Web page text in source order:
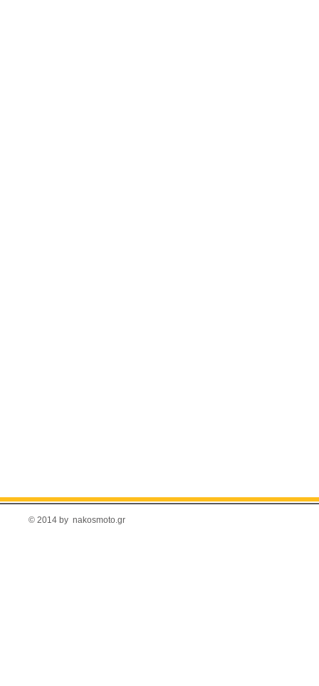
© 2014 by nakosmoto.gr